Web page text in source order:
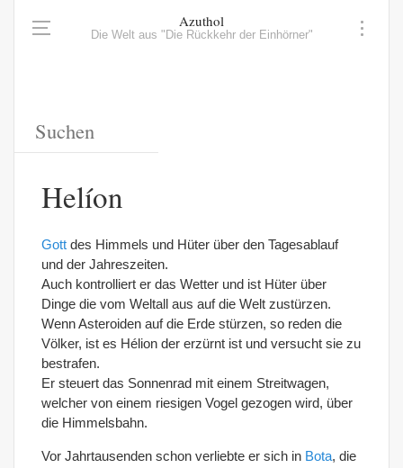
Azuthol
Die Welt aus "Die Rückkehr der Einhörner"
Helíon
Gott des Himmels und Hüter über den Tagesablauf
und der Jahreszeiten.
Auch kontrolliert er das Wetter und ist Hüter über
Dinge die vom Weltall aus auf die Welt zustürzen.
Wenn Asteroiden auf die Erde stürzen, so reden die
Völker, ist es Hélion der erzürnt ist und versucht sie zu
bestrafen.
Er steuert das Sonnenrad mit einem Streitwagen,
welcher von einem riesigen Vogel gezogen wird, über
die Himmelsbahn.
Vor Jahrtausenden schon verliebte er sich in Bota, die